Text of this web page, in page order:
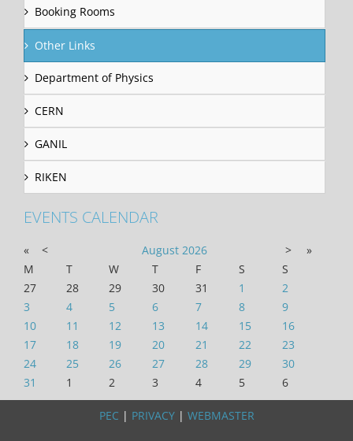
Booking Rooms
Other Links
Department of Physics
CERN
GANIL
RIKEN
EVENTS CALENDAR
« < August 2026 >
»
M
T W T F S
S
27
28 29 30 31 1
2
3
4 5 6 7 8
9
10
11 12 13 14 15
16
17
18 19 20 21 22
23
24
25 26 27 28 29
30
31
1 2 3 4 5 6
PEC | PRIVACY| WEBMASTER